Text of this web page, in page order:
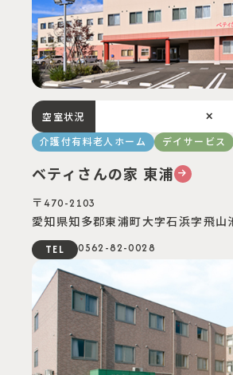
介護付有料老人ホーム デイサービス
ベティさんの家 東浦
〒470-2103
愛知県知多郡東浦町⼤字⽯浜字⾶⼭
TEL
0562-82-0028
空室状況 ×